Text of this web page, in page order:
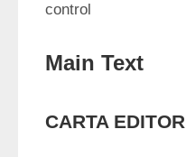
control
Main Text
CARTA